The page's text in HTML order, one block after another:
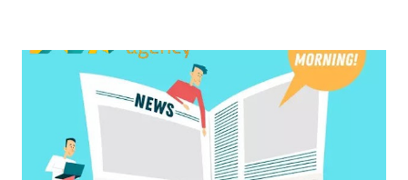
karakter cerita kehidupan atau riwayat hidup seseorang.
Mengutip dari tentang.org sebagai Referensi Biografi
Terbaik berikut penjelasannya. Referensi Biografi Terbaik
Apa itu Biografi? Biografi, juga disebut bio, adalah karya
non-fiksi yang memberikan penjelasan objektif tentang